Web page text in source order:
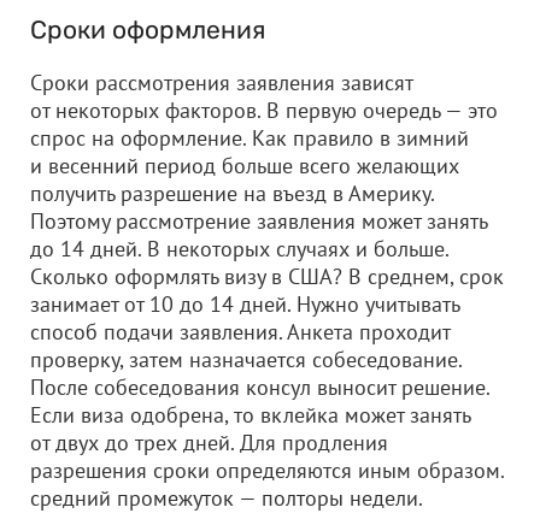
Сроки оформления
Сроки рассмотрения заявления зависят
от некоторых факторов. В первую очередь — это
спрос на оформление. Как правило в зимний
и весенний период больше всего желающих
получить разрешение на въезд в Америку.
Поэтому рассмотрение заявления может занять
до 14 дней. В некоторых случаях и больше.
Сколько оформлять визу в США? В среднем, срок
занимает от 10 до 14 дней. Нужно учитывать
способ подачи заявления. Анкета проходит
проверку, затем назначается собеседование.
После собеседования консул выносит решение.
Если виза одобрена, то вклейка может занять
от двух до трех дней. Для продления
разрешения сроки определяются иным образом.
средний промежуток — полторы недели.